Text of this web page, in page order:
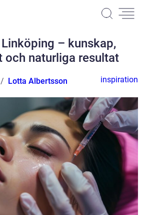
– kunskap,
och naturliga resultat
Lotta Albertsson inspiration